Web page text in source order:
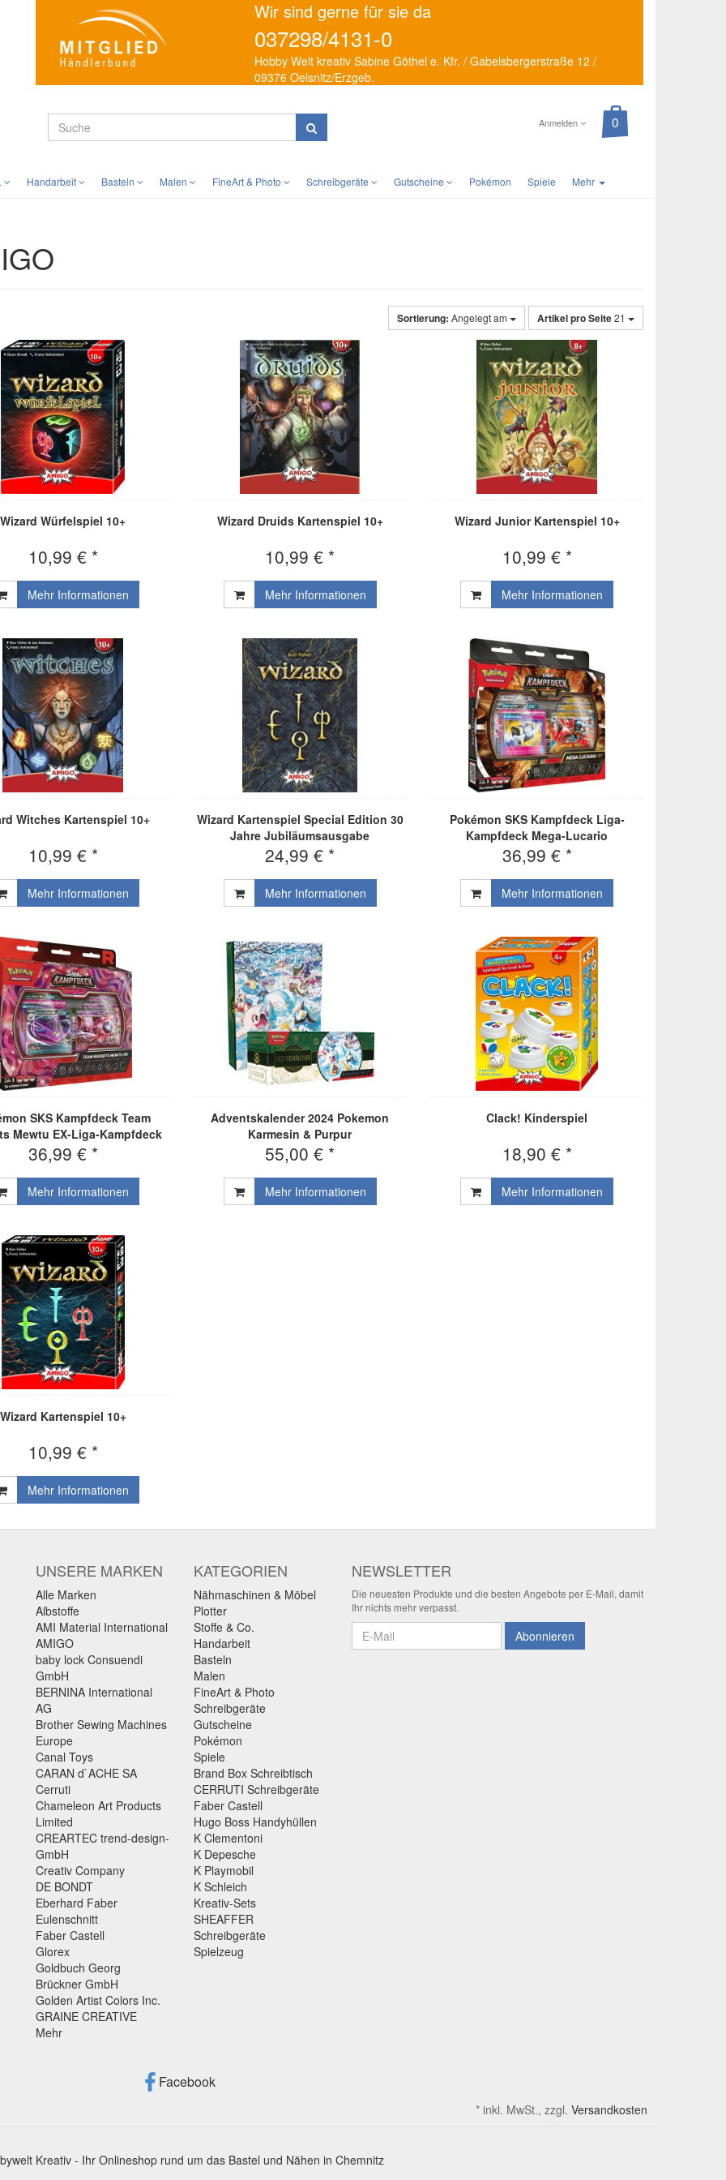
Wir sind gerne für sie da
037298/4131-0
Hobby Welt kreativ Sabine Göthel e. Kfr. / Gabelsbergerstraße 12 /
09376 Oelsnitz/Erzgeb.
Anmelden
Handarbeit Basteln Malen FineArt & Photo Schreibgeräte Gutscheine Pokémon Spiele Mehr
Sortierung: Angelegt am Artikel pro Seite21
Wizard Würfelspiel 10+
10,99 € *
Mehr Informationen
Wizard Druids Kartenspiel 10+
10,99 € *
Mehr Informationen
Wizard Junior Kartenspiel 10+
10,99 € *
Mehr Informationen
Witches Kartenspiel 10+
10,99 € *
Mehr Informationen
Wizard Kartenspiel Special Edition 30
Jahre Jubiläumsausgabe
24,99 € *
Mehr Informationen
Pokémon SKS Kampfdeck Liga-
Kampfdeck Mega-Lucario
36,99 € *
Mehr Informationen
SKS Kampfdeck Team
Mewtu EX-Liga-Kampfdeck
36,99 € *
Mehr Informationen
Adventskalender 2024 Pokemon
Karmesin & Purpur
55,00 € *
Mehr Informationen
Clack! Kinderspiel
18,90 € *
Mehr Informationen
Wizard Kartenspiel 10+
10,99 € *
Mehr Informationen
UNSERE MARKEN
Alle Marken
Albstoffe
AMI Material International
AMIGO
baby lock Consuendi
GmbH
BERNINA International
AG
Brother Sewing Machines
Europe
Canal Toys
CARAN d`ACHE SA
Cerruti
Chameleon Art Products
Limited
CREARTEC trend-design-
GmbH
Creativ Company
DE BONDT
Eberhard Faber
Eulenschnitt
Faber Castell
Glorex
Goldbuch Georg
Brückner GmbH
Golden Artist Colors Inc.
GRAINE CREATIVE
Mehr
KATEGORIEN
Nähmaschinen & Möbel
Plotter
Stoffe & Co.
Handarbeit
Basteln
Malen
FineArt & Photo
Schreibgeräte
Gutscheine
Pokémon
Spiele
Brand Box Schreibtisch
CERRUTI Schreibgeräte
Faber Castell
Hugo Boss Handyhüllen
K Clementoni
K Depesche
K Playmobil
K Schleich
Kreativ-Sets
SHEAFFER
Schreibgeräte
Spielzeug
NEWSLETTER
Die neuesten Produkte und die besten Angebote per E-Mail, damit
Ihr nichts mehr verpasst.
Newsletter Abonnieren
Facebook
* inkl. MwSt., zzgl. Versandkosten
Kreativ - Ihr Onlineshop rund um das Bastel und Nähen in Chemnitz